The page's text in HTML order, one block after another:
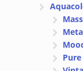
Pure